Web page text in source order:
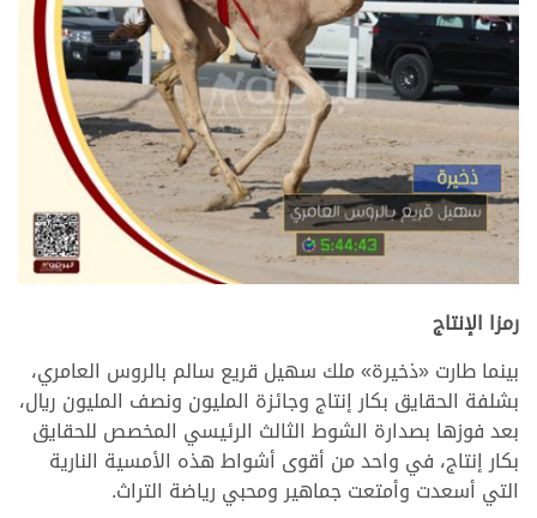
رمزا الإنتاج
بينما طارت «ذخيرة» ملك سهيل قريع سالم بالروس العامري،
بشلفة الحقايق بكار إنتاج وجائزة المليون ونصف المليون ريال،
بعد فوزها بصدارة الشوط الثالث الرئيسي المخصص للحقايق
بكار إنتاج، في واحد من أقوى أشواط هذه الأمسية النارية
التي أسعدت وأمتعت جماهير ومحبي رياضة التراث.